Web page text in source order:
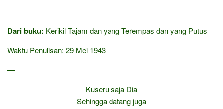
Dari buku: Kerikil Tajam dan yang Terempas dan yang Putus
Waktu Penulisan: 29 Mei 1943
—
Kuseru saja Dia
Sehingga datang juga